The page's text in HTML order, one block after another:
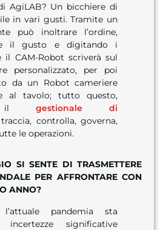
AgiLAB? Un bicchiere di
in vari gusti. Tramite un
può inoltrare l’ordine,
il gusto e digitando i
il CAM-Robot scriverà sul
personalizzato, per poi
da un Robot cameriere
al tavolo; tutto questo,
il gestionale di
traccia, controlla, governa,
le operazioni.
SI SENTE DI TRASMETTERE
PER AFFRONTARE CON
ANNO?
pandemia sta
incertezze significative